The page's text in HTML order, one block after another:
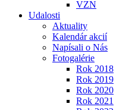
VZN
Udalosti
Aktuality
Kalendár akcií
Napísali o Nás
Fotogalérie
Rok 2018
Rok 2019
Rok 2020
Rok 2021